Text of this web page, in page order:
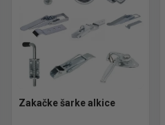
Zakačke šarke alkice